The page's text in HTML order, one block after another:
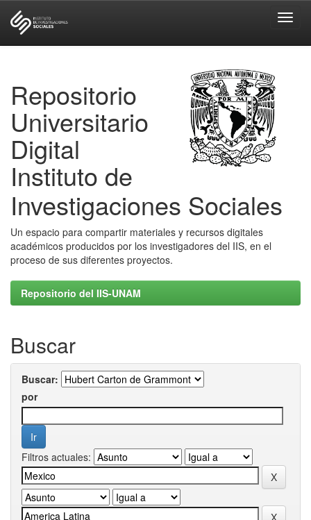
Repositorio
Universitario
Digital
Instituto de
Investigaciones Sociales
Un espacio para compartir materiales y recursos digitales
académicos producidos por los investigadores del IIS, en el
proceso de sus diferentes proyectos.
Repositorio del IIS-UNAM
Buscar
Buscar:
por
Filtros actuales: